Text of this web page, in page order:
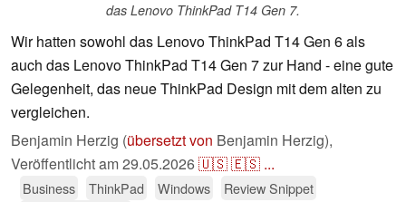
das Lenovo ThinkPad T14 Gen 7.
Wir hatten sowohl das Lenovo ThinkPad T14 Gen 6 als
auch das Lenovo ThinkPad T14 Gen 7 zur Hand - eine gute
Gelegenheit, das neue ThinkPad Design mit dem alten zu
vergleichen.
Benjamin Herzig (übersetzt von Benjamin Herzig),
Veröffentlicht am29.05.2026🇺🇸🇪🇸 ...
Business ThinkPad Windows
Review Snippet